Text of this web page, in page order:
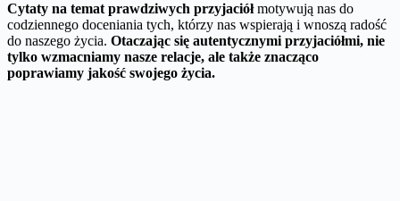
Cytaty na temat prawdziwych przyjaciółmotywują nas do
codziennego doceniania tych, którzy nas wspierają i wnoszą radość
do naszego życia. Otaczając się autentycznymi przyjaciółmi, nie
tylko wzmacniamy nasze relacje, ale także znacząco
poprawiamy jakość swojego życia.